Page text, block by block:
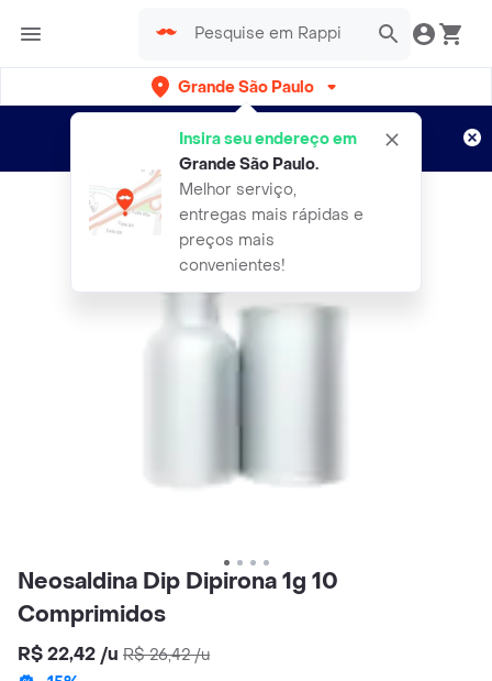
Grande São Paulo
Insira seu endereço em
Grande São Paulo.
Melhor serviço,
entregas mais rápidas e
preços mais
convenientes!
Entregas grátis por 15 dias!
Aplicam T&C
Neosaldina Dip Dipirona 1g 10
Comprimidos
R$ 22,42 /u R$ 26,42/u